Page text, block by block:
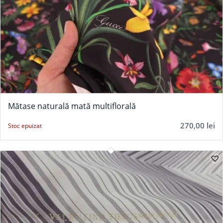
Mătase naturală mată multiflorală
270,00 lei
Stoc epuizat